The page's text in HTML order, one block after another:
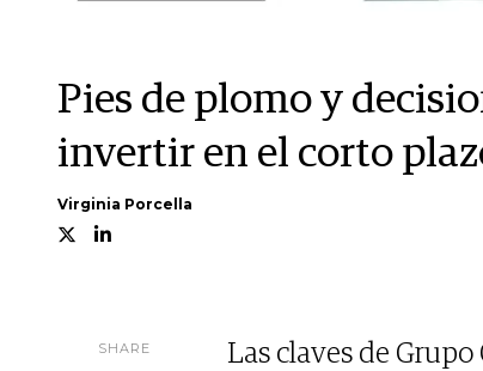
Pies de plomo y
invertir en el corto
Virginia Porcella
SHARE
Las claves de